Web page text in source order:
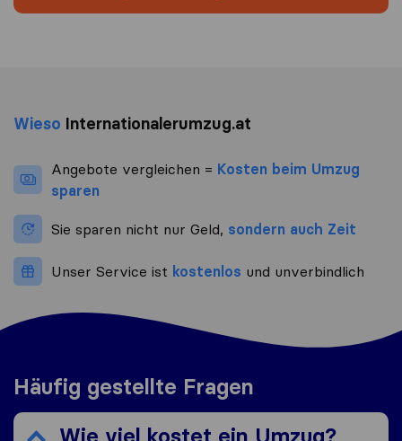
Wieso Internationalerumzug.at
Angebote vergleichen = Kosten beim Umzug
sparen
Sie sparen nicht nur Geld, sondern auch Zeit
Unser Service ist kostenlos und unverbindlich
Häufig gestellte Fragen